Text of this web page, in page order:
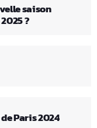
saison
?
Paris 2024